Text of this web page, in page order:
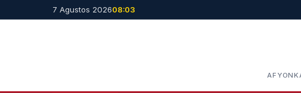
7 Agustos 202608:03